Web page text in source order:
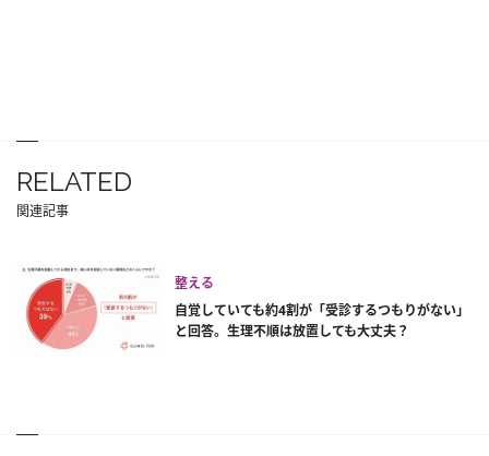
RELATED
関連記事
整える
自覚していても約4割が「受診するつもりがない」
と回答。生理不順は放置しても大丈夫？